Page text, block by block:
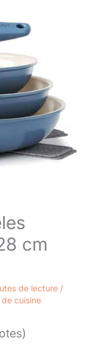
cm
de lecture /
de cuisine